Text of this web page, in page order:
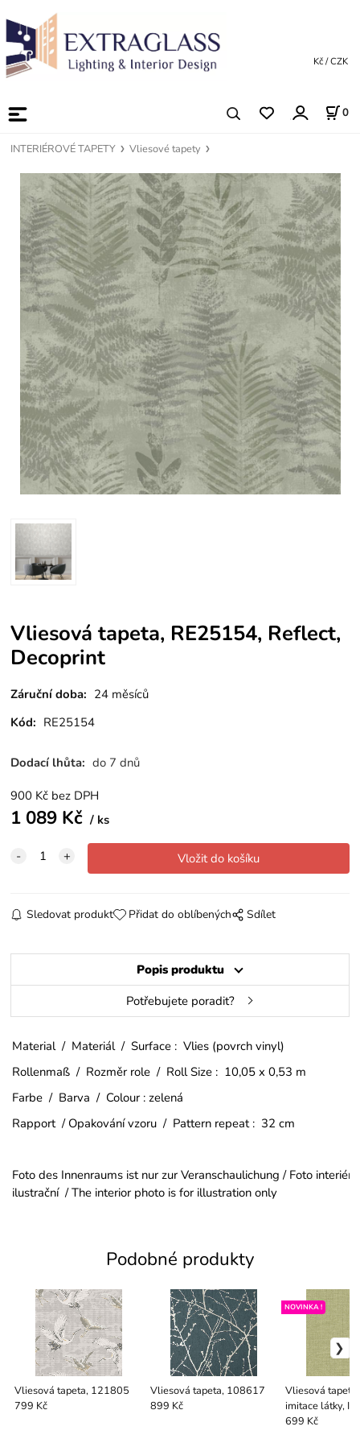
0
Kč / CZK
INTERIÉROVÉ TAPETY Vliesové tapety
Vliesová tapeta, RE25154, Reflect,
Decoprint
Záruční doba: 24 měsíců
Kód: RE25154
Dodací lhůta: do 7 dnů
900 Kč bez DPH
1 089 Kč ks
Sledovat produkt Přidat do oblíbených Sdílet
Popis produktu
Potřebujete poradit?
Material / Materiál / Surface : Vlies (povrch vinyl)
Rollenmaß / Rozměr role / Roll Size : 10,05 x 0,53 m
Farbe / Barva / Colour : zelená
Rapport / Opakování vzoru / Pattern repeat : 32 cm
Foto des Innenraums ist nur zur Veranschaulichung / Foto
ilustrační / The interior photo is for illustration only
Podobné produkty
Vliesová tapeta, 121805
799 Kč
Vliesová tapeta, 108617
899 Kč
Vliesová
imitace látky,
Finest Selection
NOVINKA !
699 Kč